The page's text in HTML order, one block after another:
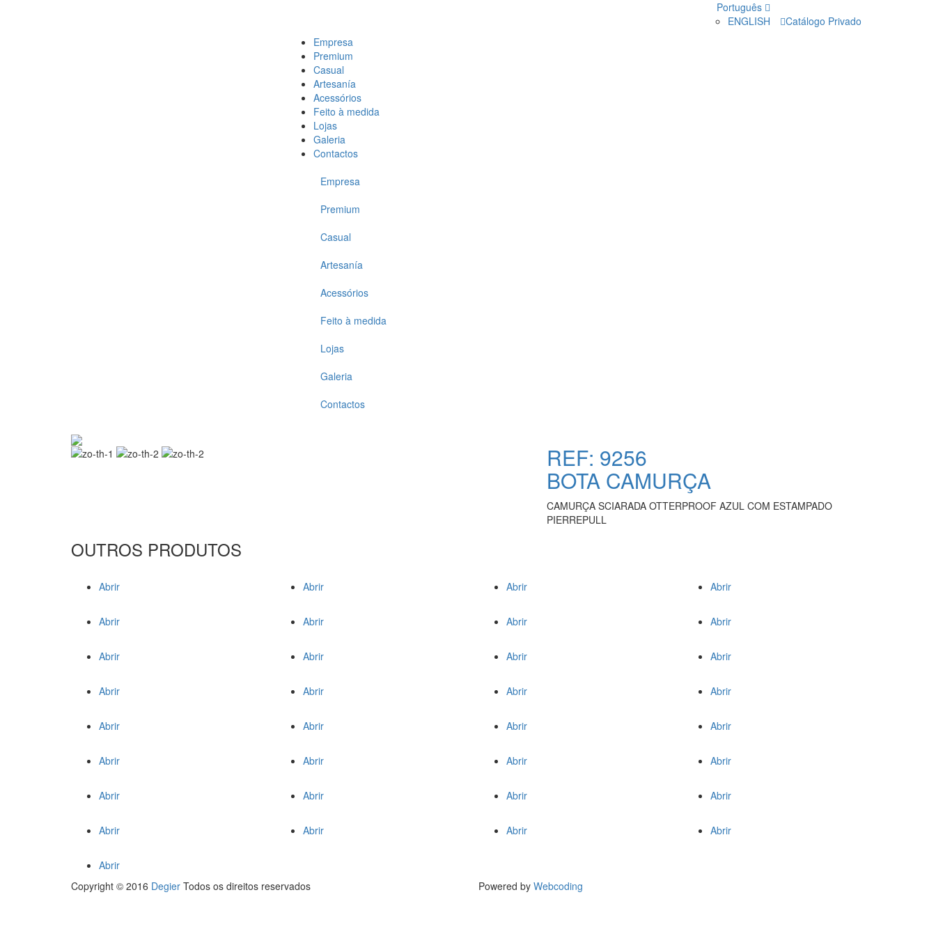
Português
ENGLISH
Catálogo Privado
Empresa
Premium
Casual
Artesanía
Acessórios
Feito à medida
Lojas
Galeria
Contactos
Empresa
Premium
Casual
Artesanía
Acessórios
Feito à medida
Lojas
Galeria
Contactos
REF: 9256
BOTA CAMURÇA
CAMURÇA SCIARADA OTTERPROOF AZUL COM ESTAMPADO
PIERREPULL
OUTROS PRODUTOS
Abrir Abrir Abrir Abrir
Abrir Abrir Abrir Abrir
Abrir Abrir Abrir Abrir
Abrir Abrir Abrir Abrir
Abrir Abrir Abrir Abrir
Abrir Abrir Abrir Abrir
Abrir Abrir Abrir Abrir
Abrir Abrir Abrir Abrir
Abrir
Copyright © 2016 Degier Todos os direitos reservados Powered by Webcoding